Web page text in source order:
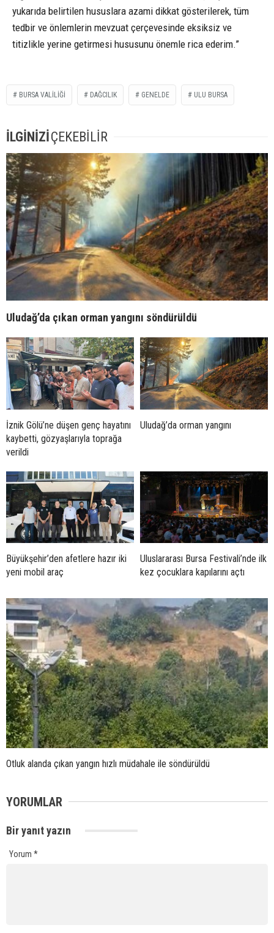
yukarıda belirtilen hususlara azami dikkat gösterilerek, tüm
tedbir ve önlemlerin mevzuat çerçevesinde eksiksiz ve
titizlikle yerine getirmesi hususunu önemle rica ederim.”
BURSA VALILIĞI DAĞCILIK GENELDE ULU BURSA
İLGİNİZİÇEKEBİLİR
Uludağ’da çıkan orman yangını söndürüldü
İznik Gölü’ne düşen genç hayatını
kaybetti, gözyaşlarıyla toprağa
verildi
Uludağ’da orman yangını
Büyükşehir’den afetlere hazır iki
yeni mobil araç
Uluslararası Bursa Festivali’nde ilk
kez çocuklara kapılarını açtı
Otluk alanda çıkan yangın hızlı müdahale ile söndürüldü
YORUMLAR
Bir yanıt yazın
Yorum *